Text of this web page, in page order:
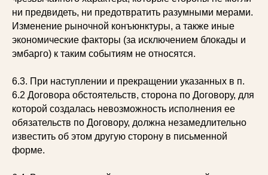
ни предвидеть, ни предотвратить разумными мерами.
Изменение рыночной конъюнктуры, а также иные
экономические факторы (за исключением блокады и
эмбарго) к таким событиям не относятся.
6.3. При наступлении и прекращении указанных в п.
6.2 Договора обстоятельств, сторона по Договору, для
которой создалась невозможность исполнения ее
обязательств по Договору, должна незамедлительно
известить об этом другую сторону в письменной
форме.